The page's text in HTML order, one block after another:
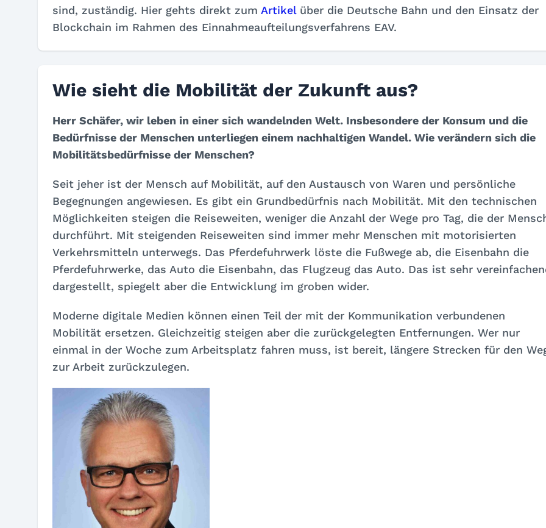
sind, zuständig. Hier gehts direkt zum Artikelüber die Deutsche Bahn und den Einsatz der
Blockchain im Rahmen des Einnahmeaufteilungsverfahrens EAV.
Wie sieht die Mobilität der Zukunft aus?
Herr Schäfer, wir leben in einer sich wandelnden Welt. Insbesondere der Konsum und die
Bedürfnisse der Menschen unterliegen einem nachhaltigen Wandel. Wie verändern sich die
Mobilitätsbedürfnisse der Menschen?
Seit jeher ist der Mensch auf Mobilität, auf den Austausch von Waren und persönliche
Begegnungen angewiesen. Es gibt ein Grundbedürfnis nach Mobilität. Mit den technischen
Möglichkeiten steigen die Reiseweiten, weniger die Anzahl der Wege pro Tag, die der
durchführt. Mit steigenden Reiseweiten sind immer mehr Menschen mit motorisierten
Verkehrsmitteln unterwegs. Das Pferdefuhrwerk löste die Fußwege ab, die Eisenbahn die
Pferdefuhrwerke, das Auto die Eisenbahn, das Flugzeug das Auto. Das ist sehr
dargestellt, spiegelt aber die Entwicklung im groben wider.
Moderne digitale Medien können einen Teil der mit der Kommunikation verbundenen
Mobilität ersetzen. Gleichzeitig steigen aber die zurückgelegten Entfernungen. Wer nur
einmal in der Woche zum Arbeitsplatz fahren muss, ist bereit, längere Strecken für den
zur Arbeit zurückzulegen.